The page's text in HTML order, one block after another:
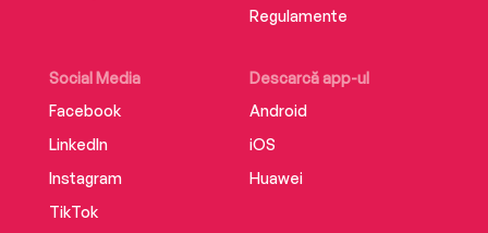
Social Media
Facebook
LinkedIn
Instagram
TikTok
Descarcă app-ul
Android
iOS
Huawei
Regulamente